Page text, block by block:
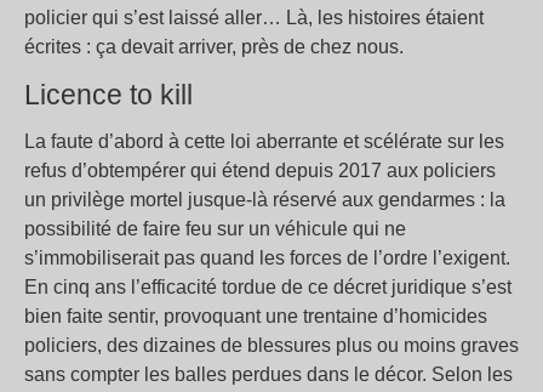
policier qui s’est laissé aller… Là, les histoires étaient
écrites : ça devait arriver, près de chez nous.
Licence to kill
La faute d’abord à cette loi aberrante et scélérate sur les
refus d’obtempérer qui étend depuis 2017 aux policiers
un privilège mortel jusque-là réservé aux gendarmes : la
possibilité de faire feu sur un véhicule qui ne
s’immobiliserait pas quand les forces de l’ordre l’exigent.
En cinq ans l’efficacité tordue de ce décret juridique s’est
bien faite sentir, provoquant une trentaine d’homicides
policiers, des dizaines de blessures plus ou moins graves
sans compter les balles perdues dans le décor. Selon les